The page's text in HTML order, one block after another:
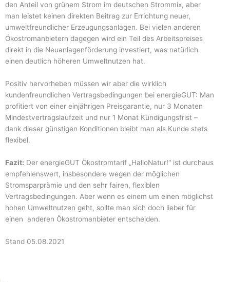
den Anteil von grünem Strom im deutschen Strommix, aber
man leistet keinen direkten Beitrag zur Errichtung neuer,
umweltfreundlicher Erzeugungsanlagen. Bei vielen anderen
Ökostromanbietern dagegen wird ein Teil des Arbeitspreises
direkt in die Neuanlagenförderung investiert, was natürlich
einen deutlich höheren Umweltnutzen hat.
Positiv hervorheben müssen wir aber die wirklich
kundenfreundlichen Vertragsbedingungen bei energieGUT: Man
profitiert von einer einjährigen Preisgarantie, nur 3 Monaten
Mindestvertragslaufzeit und nur 1 Monat Kündigungsfrist –
dank dieser günstigen Konditionen bleibt man als Kunde stets
flexibel.
Fazit: Der energieGUT Ökostromtarif „HalloNatur!“ ist durchaus
empfehlenswert, insbesondere wegen der möglichen
Stromsparprämie und den sehr fairen, flexiblen
Vertragsbedingungen. Aber wenn es einem um einen möglichst
hohen Umweltnutzen geht, sollte man sich doch lieber für
einen anderen Ökostromanbieter entscheiden.
Stand 05.08.2021